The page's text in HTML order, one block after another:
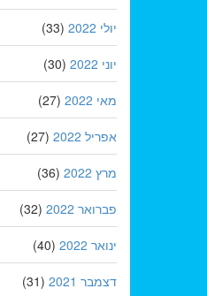
יולי 2022 (33)
יוני 2022 (30)
מאי 2022 (27)
אפריל 2022 (27)
מרץ 2022 (36)
פברואר 2022 (32)
ינואר 2022 (40)
דצמבר 2021 (31)